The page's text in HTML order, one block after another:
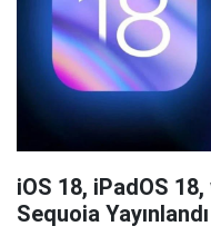
iOS 18, iPadOS
Sequoia Yayınlandı